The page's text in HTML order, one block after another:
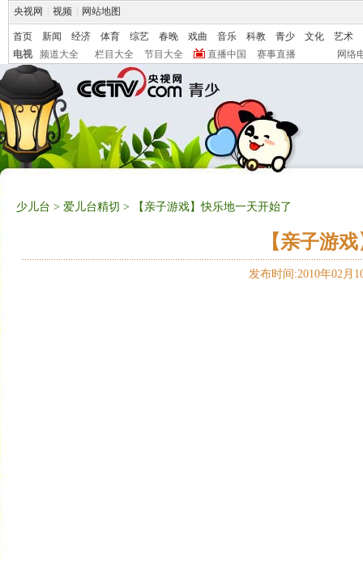
央视网 视频 网站地图
首页 新闻 经济 体育 综艺 春晚 戏曲 音乐 科教 青少 文化
艺术
电视
频道大全 栏目大全 节目大全 直播中国 赛事直播 网络
少儿台 > 爱儿台精切 > 【亲子游戏】快乐地一天开始了
【亲子游
发布时间:2010年02月